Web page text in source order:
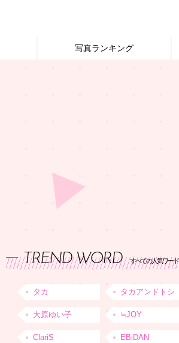
写真ランキング
TREND WORD すべての人気ワード
タカ タカアンドトシ
大原ゆい子 ≒JOY
ClariS EBiDAN